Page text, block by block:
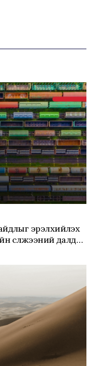
эрэлхийлэх
сүлжээний далд